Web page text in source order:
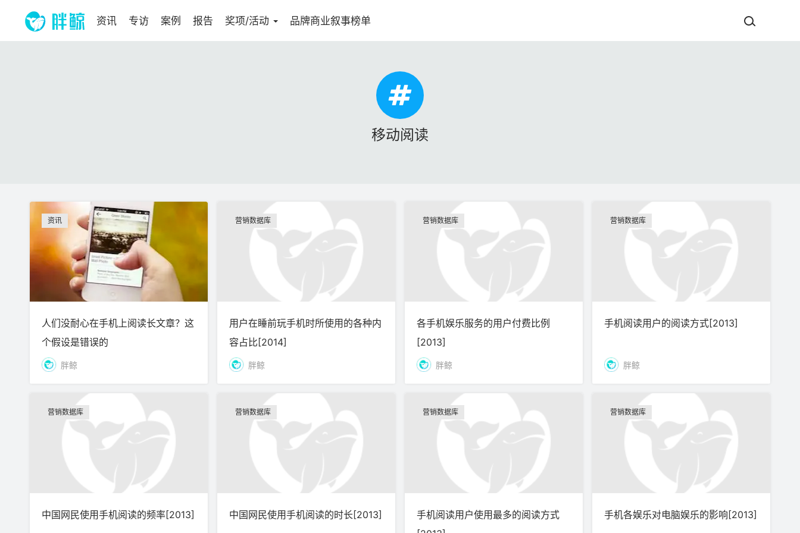
资讯 专访 案例 报告 奖项/活动 品牌商业叙事榜单
移动阅读
资讯
人们没耐心在手机上阅读长文章？这
个假设是错误的
胖鲸
营销数据库
用户在睡前玩手机时所使用的各种内
容占比[2014]
胖鲸
营销数据库
各手机娱乐服务的用户付费比例
[2013]
胖鲸
营销数据库
手机阅读用户的阅读方式[2013]
胖鲸
营销数据库
中国网民使用手机阅读的频率[2013]
营销数据库
中国网民使用手机阅读的时长[2013]
营销数据库
手机阅读用户使用最多的阅读方式
营销数据库
手机各娱乐对电脑娱乐的影响[2013]